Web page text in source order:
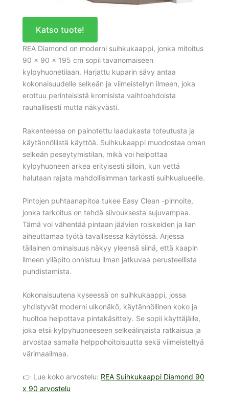
Katso tuote!
REA Diamond on moderni suihkukaappi, jonka mitoitus
90 x 90 x 195 cm sopii tavanomaiseen
kylpyhuonetilaan. Harjattu kuparin sävy antaa
kokonaisuudelle selkeän ja viimeistellyn ilmeen, joka
erottuu perinteisistä kromisista vaihtoehdoista
rauhallisesti mutta näkyvästi.
Rakenteessa on painotettu laadukasta toteutusta ja
käytännöllistä käyttöä. Suihkukaappi muodostaa oman
selkeän peseytymistilan, mikä voi helpottaa
kylpyhuoneen arkea erityisesti silloin, kun vettä
halutaan rajata mahdollisimman tarkasti suihkualueelle.
Pintojen puhtaanapitoa tukee Easy Clean -pinnoite,
jonka tarkoitus on tehdä siivouksesta sujuvampaa.
Tämä voi vähentää pintaan jäävien roiskeiden ja lian
aiheuttamaa työtä tavallisessa käytössä. Arjessa
tällainen ominaisuus näkyy yleensä siinä, että kaapin
ilmeen ylläpito onnistuu ilman jatkuvaa perusteellista
puhdistamista.
Kokonaisuutena kyseessä on suihkukaappi, jossa
yhdistyvät moderni ulkonäkö, käytännöllinen koko ja
huoltoa helpottava pintakäsittely. Se sopii käyttäjälle,
joka etsii kylpyhuoneeseen selkeälinjaista ratkaisua ja
arvostaa samalla helppohoitoisuutta sekä viimeisteltyä
värimaailmaa.
👉 Lue koko arvostelu: REA Suihkukaappi Diamond 90
x 90 arvostelu